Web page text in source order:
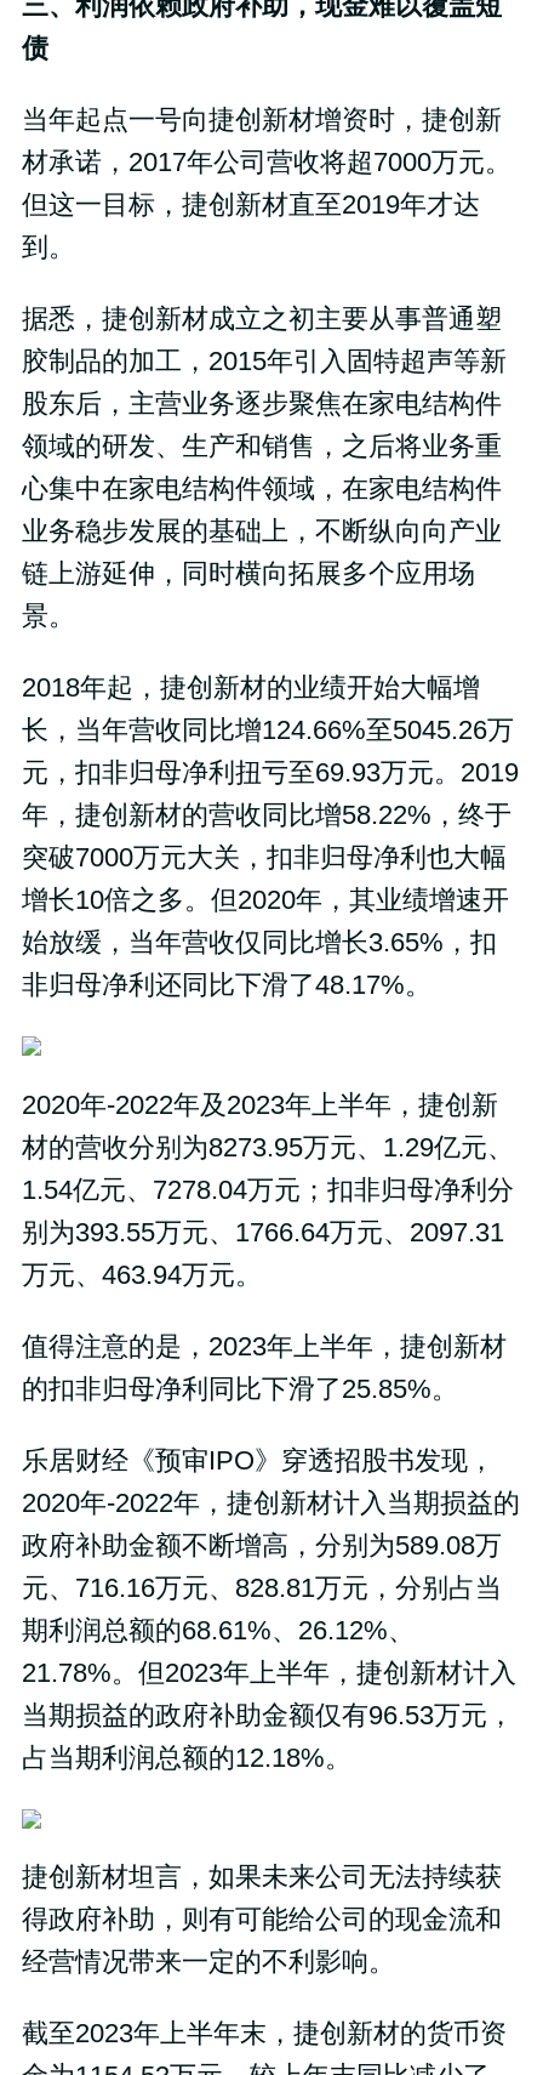
三、利润依赖政府补助，现金难以覆盖短
债
当年起点一号向捷创新材增资时，捷创新
材承诺，2017年公司营收将超7000万元。
但这一目标，捷创新材直至2019年才达
到。
据悉，捷创新材成立之初主要从事普通塑
胶制品的加工，2015年引入固特超声等新
股东后，主营业务逐步聚焦在家电结构件
领域的研发、生产和销售，之后将业务重
心集中在家电结构件领域，在家电结构件
业务稳步发展的基础上，不断纵向向产业
链上游延伸，同时横向拓展多个应用场
景。
2018年起，捷创新材的业绩开始大幅增
长，当年营收同比增124.66%至5045.26万
元，扣非归母净利扭亏至69.93万元。2019
年，捷创新材的营收同比增58.22%，终于
突破7000万元大关，扣非归母净利也大幅
增长10倍之多。但2020年，其业绩增速开
始放缓，当年营收仅同比增长3.65%，扣
非归母净利还同比下滑了48.17%。
2020年-2022年及2023年上半年，捷创新
材的营收分别为8273.95万元、1.29亿元、
1.54亿元、7278.04万元；扣非归母净利分
别为393.55万元、1766.64万元、2097.31
万元、463.94万元。
值得注意的是，2023年上半年，捷创新材
的扣非归母净利同比下滑了25.85%。
乐居财经《预审IPO》穿透招股书发现，
2020年-2022年，捷创新材计入当期损益的
政府补助金额不断增高，分别为589.08万
元、716.16万元、828.81万元，分别占当
期利润总额的68.61%、26.12%、
21.78%。但2023年上半年，捷创新材计入
当期损益的政府补助金额仅有96.53万元，
占当期利润总额的12.18%。
捷创新材坦言，如果未来公司无法持续获
得政府补助，则有可能给公司的现金流和
经营情况带来一定的不利影响。
截至2023年上半年末，捷创新材的货币资